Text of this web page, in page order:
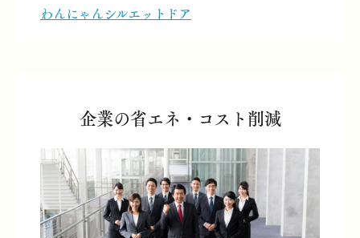
わんにゃんシルエットドア
企業の省エネ・コスト削減